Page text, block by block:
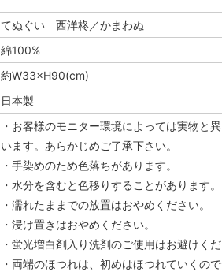
てぬぐい 西洋柊／かまわぬ
綿100%
約W33×H90(cm)
日本製
・お客様のモニター環境によっては実物と
います。あらかじめご了承下さい。
・手染めのため色落ちがあります。
・水分を含むと色移りすることがあります。
・濡れたままでの放置はおやめください。
・浸け置きはおやめください。
・蛍光増白剤入り洗剤のご使用はお避けくだ
・両端のほつれは、初めはほつれていくの